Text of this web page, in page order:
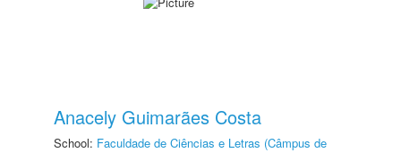
Anacely Guimarães Costa
School: Faculdade de Ciências e Letras (Câmpus de